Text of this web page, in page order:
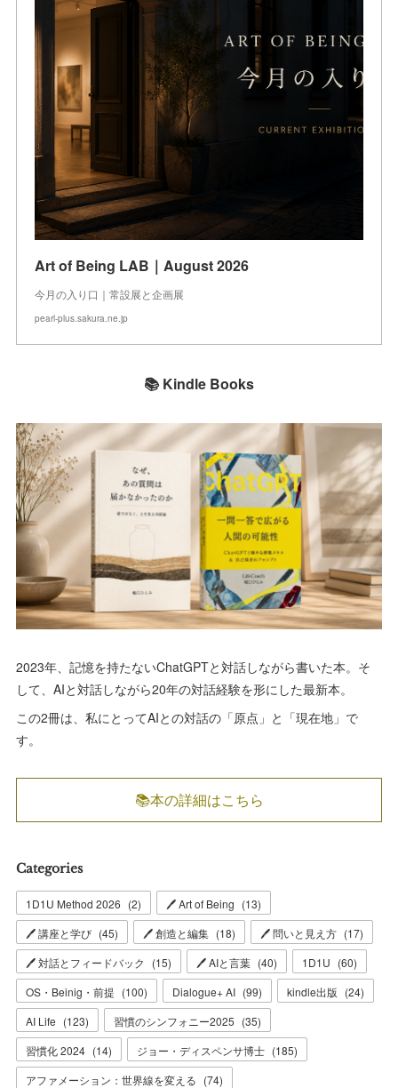
Art of Being LAB｜August 2026
今月の入り口｜常設展と企画展
pearl-plus.sakura.ne.jp
📚 Kindle Books
2023年、記憶を持たないChatGPTと対話しながら書いた本。そ
して、AIと対話しながら20年の対話経験を形にした最新本。
この2冊は、私にとってAIとの対話の「原点」と「現在地」で
す。
📚本の詳細はこちら
Categories
1D1U Method 2026 (2) 🖊 Art of Being (13)
🖊 講座と学び (45) 🖊 創造と編集 (18) 🖊 問いと見え方 (17)
🖊 対話とフィードバック
(15) 🖊 AIと言葉 (40) 1D1U (60)
OS・Beinig・前提 (100) Dialogue+ AI (99) kindle出版 (24)
AI Life (123) 習慣のシンフォニー2025 (35)
習慣化 2024 (14) ジョー・ディスペンサ博士 (185)
アファメーション：世界線を変える (74)